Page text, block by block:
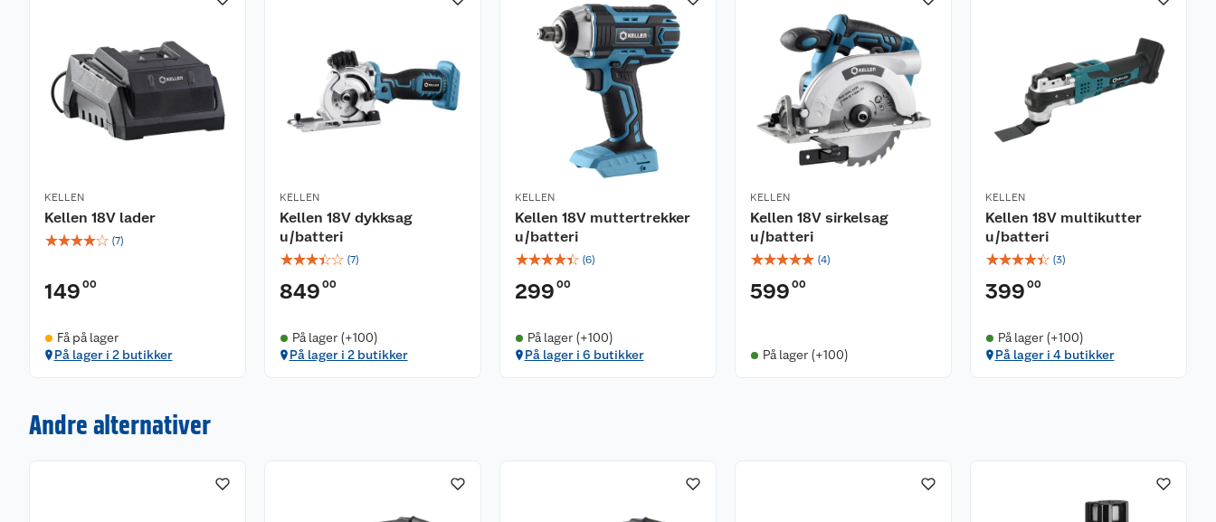
KELLEN
Kellen 18V lader
☆☆☆☆☆ (7)
149 00
Få på lager
På lager i 2 butikker
KELLEN
Kellen 18V dykksag
u/batteri
☆☆☆☆☆ (7)
849 00
På lager (+100)
På lager i 2 butikker
KELLEN
Kellen 18V muttertrekker
u/batteri
☆☆☆☆☆ (6)
299 00
På lager (+100)
På lager i 6 butikker
KELLEN
Kellen 18V sirkelsag
u/batteri
☆☆☆☆☆ (4)
599 00
På lager (+100)
KELLEN
Kellen 18V multikutter
u/batteri
☆☆☆☆☆ (3)
399 00
På lager (+100)
På lager i 4 butikker
Andre alternativer